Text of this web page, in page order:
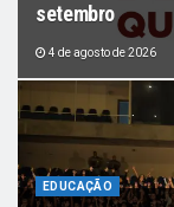
setembro
4 de agosto de 2026
EDUCAÇÃO